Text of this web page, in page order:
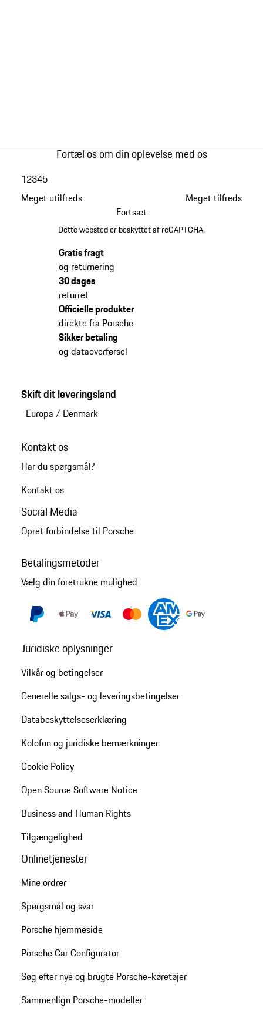
Fortæl os om din oplevelse med os
Meget utilfreds
12345
Meget tilfreds
Fortsæt
Dette websted er beskyttet af reCAPTCHA.
Gratis fragt
og returnering
30 dages
returret
Officielle produkter
direkte fra Porsche
Sikker betaling
og dataoverførsel
Skift dit leveringsland
Europa / Denmark
Kontakt os
Har du spørgsmål?
Kontakt os
Social Media
Opret forbindelse til Porsche
Betalingsmetoder
Vælg din foretrukne mulighed
Juridiske oplysninger
Vilkår og betingelser
Generelle salgs- og leveringsbetingelser
Databeskyttelseserklæring
Kolofon og juridiske bemærkninger
Cookie Policy
Open Source Software Notice
Business and Human Rights
Tilgængelighed
Onlinetjenester
Mine ordrer
Spørgsmål og svar
Porsche hjemmeside
Porsche Car Configurator
Søg efter nye og brugte Porsche-køretøjer
Sammenlign Porsche-modeller